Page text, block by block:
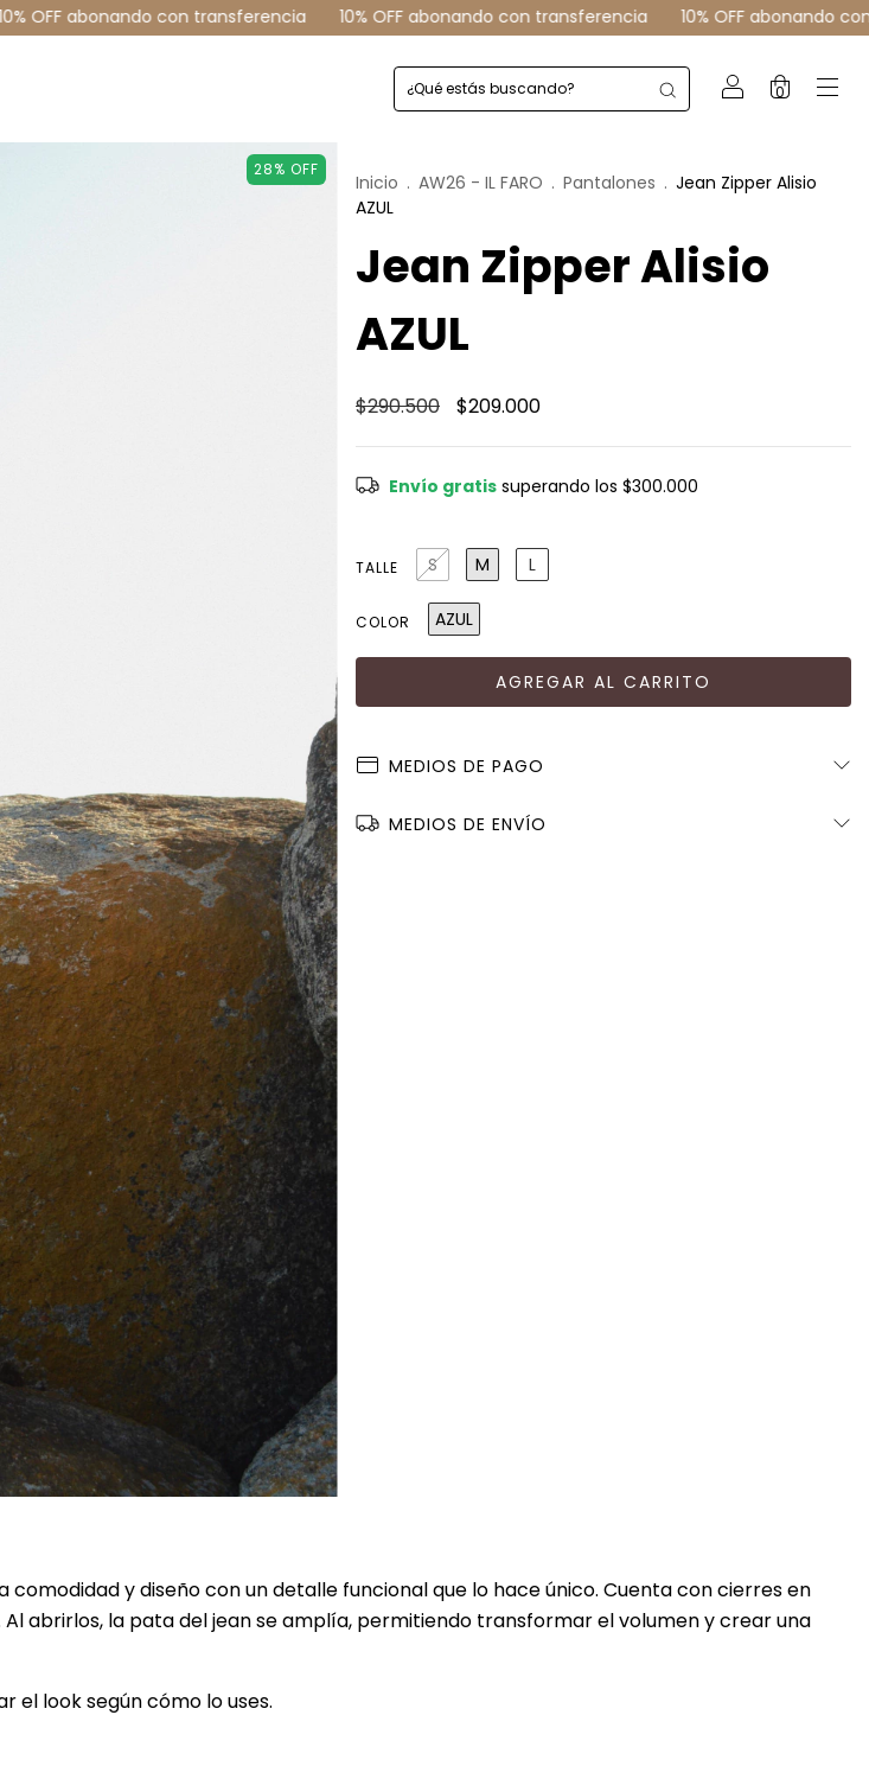
10% OFF abonando con transferencia 10% OFF abonando con transferencia 10%
0
28% OFF
Inicio . AW26 - IL FARO . Pantalones . Jean Zipper Alisio
AZUL
Jean Zipper Alisio
AZUL
$290.500 $209.000
Envío gratis superando los $300.000
TALLE S M L
COLOR AZUL
MEDIOS DE PAGO
MEDIOS DE ENVÍO
y diseño con un detalle funcional que lo hace único. Cuenta con cierres en
abrirlos, la pata del jean se amplía, permitiendo transformar el volumen y crear una
el look según cómo lo uses.